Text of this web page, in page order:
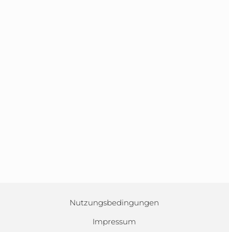
Nutzungsbedingungen
Impressum